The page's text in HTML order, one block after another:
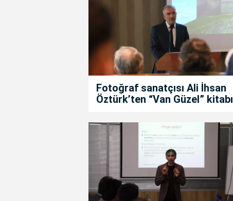
Fotoğraf sanatçısı Ali İhsan
Öztürk’ten “Van Güzel” kitabı